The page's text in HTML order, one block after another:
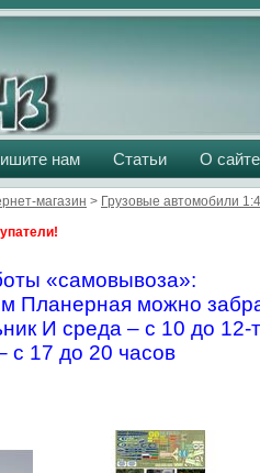
нам Статьи О сайте
магазин > Грузовые автомобили
«самовывоза»:
Планерная можно
И среда – с 10 до 12-
с 17 до 20 часов